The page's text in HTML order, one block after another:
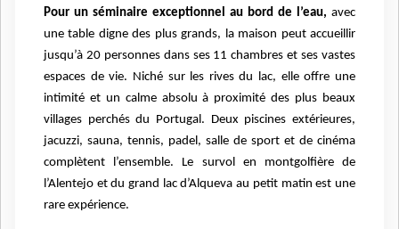
Pour un séminaire exceptionnel au bord de l’eau, avec
une table digne des plus grands, la maison peut accueillir
jusqu’à 20 personnes dans ses 11 chambres et ses vastes
espaces de vie. Niché sur les rives du lac, elle offre une
intimité et un calme absolu à proximité des plus beaux
villages perchés du Portugal. Deux piscines extérieures,
jacuzzi, sauna, tennis, padel, salle de sport et de cinéma
complètent l’ensemble. Le survol en montgolfière de
l’Alentejo et du grand lac d’Alqueva au petit matin est une
rare expérience.